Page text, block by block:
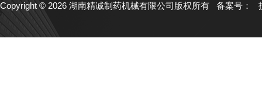
Copyright © 2026 湖南精诚制药机械有限公司版权所有 备案号：